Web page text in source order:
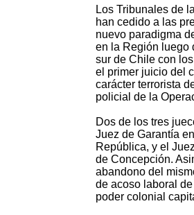
Los Tribunales de
han cedido a las
nuevo paradigma
en la Región luego
sur de Chile con
el primer juicio del
carácter terrorista
policial de la
Dos de los tres
Juez de Garantía
República, y el
de Concepción.
abandono del
de acoso laboral
poder colonial